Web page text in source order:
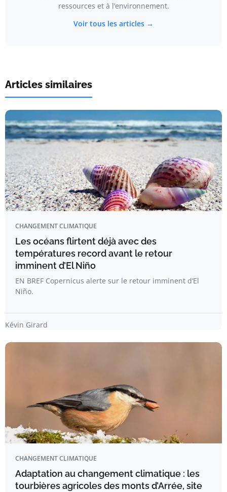
ressources et à l’environnement.
Voir tous les articles →
Articles similaires
CHANGEMENT CLIMATIQUE
Les océans flirtent déjà avec des
températures record avant le retour
imminent d’El Niño
EN BREF Copernicus alerte sur le retour imminent d’El
Niño.
Kévin Girard
CHANGEMENT CLIMATIQUE
Adaptation au changement climatique : les
tourbières agricoles des monts d’Arrée, site